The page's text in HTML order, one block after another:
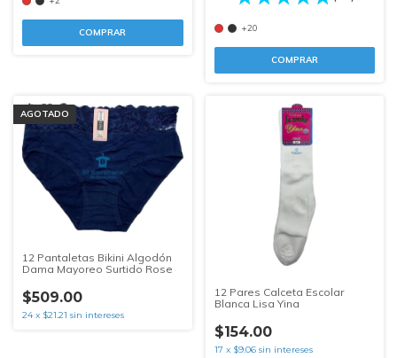
COMPRAR +20
COMPRAR
AGOTADO
12 Pantaletas Bikini Algodón
Dama Mayoreo Surtido Rose
$509.00
24 x $21.21 sin intereses
12 Pares Calceta Escolar
Blanca Lisa Yina
$154.00
17 x $9.06 sin intereses